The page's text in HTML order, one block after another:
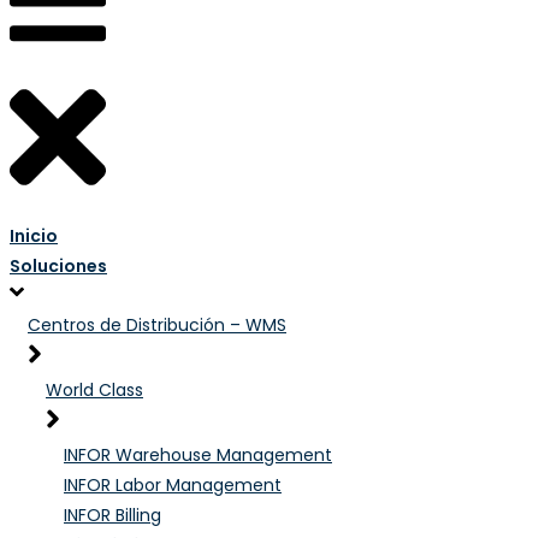
Inicio
Soluciones
Centros de Distribución – WMS
World Class
INFOR Warehouse Management
INFOR Labor Management
INFOR Billing